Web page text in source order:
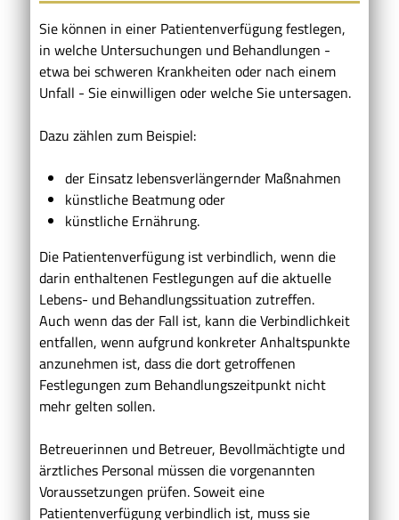
Sie können in einer Patientenverfügung festlegen,
in welche Untersuchungen und Behandlungen -
etwa bei schweren Krankheiten oder nach einem
Unfall - Sie einwilligen oder welche Sie untersagen.
Dazu zählen zum Beispiel:
der Einsatz lebensverlängernder Maßnahmen
künstliche Beatmung oder
künstliche Ernährung.
Die Patientenverfügung ist verbindlich, wenn die
darin enthaltenen Festlegungen auf die aktuelle
Lebens- und Behandlungssituation zutreffen.
Auch wenn das der Fall ist, kann die Verbindlichkeit
entfallen, wenn aufgrund konkreter Anhaltspunkte
anzunehmen ist, dass die dort getroffenen
Festlegungen zum Behandlungszeitpunkt nicht
mehr gelten sollen.
Betreuerinnen und Betreuer, Bevollmächtigte und
ärztliches Personal müssen die vorgenannten
Voraussetzungen prüfen. Soweit eine
Patientenverfügung verbindlich ist, muss sie